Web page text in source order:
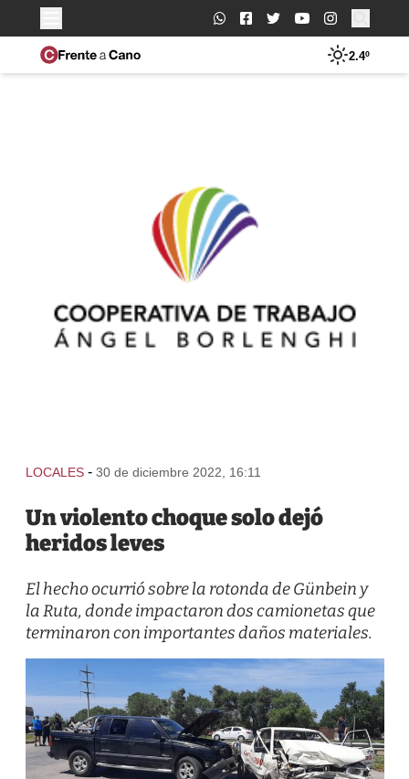
Buscar:
2.4º
LOCALES - 30 de diciembre 2022, 16:11
Un violento choque solo dejó
heridos leves
El hecho ocurrió sobre la rotonda de Günbein y
la Ruta, donde impactaron dos camionetas que
terminaron con importantes daños materiales.